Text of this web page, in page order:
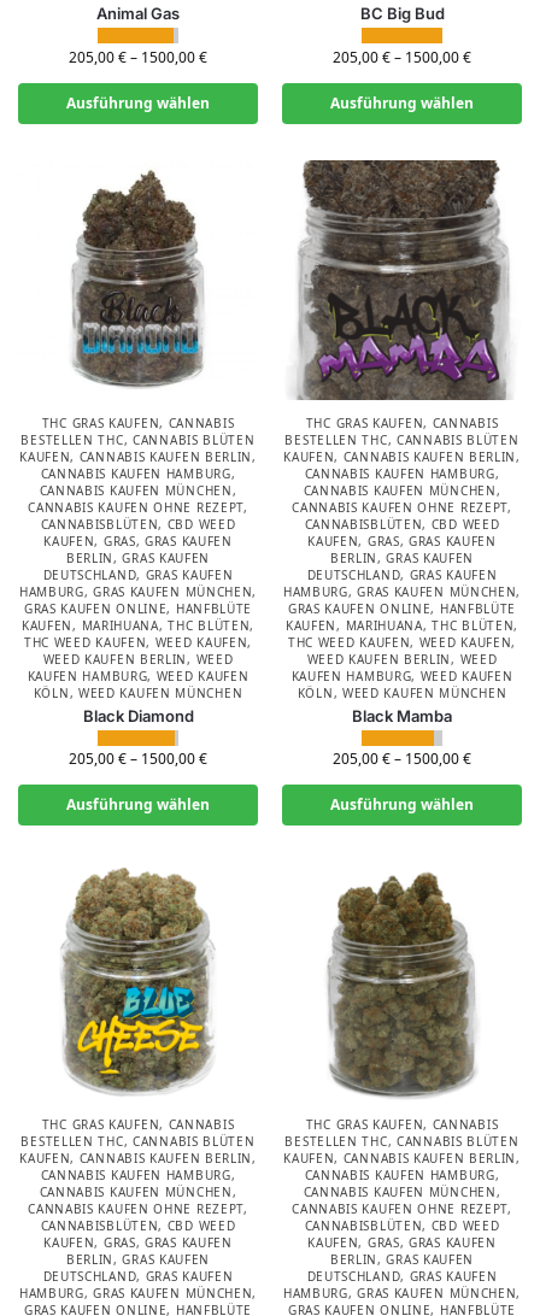
Animal Gas
205,00€– 1500,00€
Ausführung wählen
BC Big Bud
205,00€– 1500,00€
Ausführung wählen
THC GRAS KAUFEN, CANNABIS
BESTELLEN THC, CANNABIS BLÜTEN
KAUFEN, CANNABIS KAUFEN BERLIN,
CANNABIS KAUFEN HAMBURG,
CANNABIS KAUFEN MÜNCHEN,
CANNABIS KAUFEN OHNE REZEPT,
CANNABISBLÜTEN, CBD WEED
KAUFEN, GRAS,GRAS KAUFEN
BERLIN,GRAS KAUFEN
DEUTSCHLAND, GRAS KAUFEN
HAMBURG,GRAS KAUFEN MÜNCHEN,
GRAS KAUFEN ONLINE, HANFBLÜTE
KAUFEN, MARIHUANA,THC BLÜTEN,
THC WEED KAUFEN, WEED KAUFEN,
WEED KAUFEN BERLIN, WEED
KAUFEN HAMBURG, WEED KAUFEN
KÖLN, WEED KAUFEN MÜNCHEN
Black Diamond
205,00€– 1500,00€
Ausführung wählen
THC GRAS KAUFEN, CANNABIS
BESTELLEN THC, CANNABIS BLÜTEN
KAUFEN, CANNABIS KAUFEN BERLIN,
CANNABIS KAUFEN HAMBURG,
CANNABIS KAUFEN MÜNCHEN,
CANNABIS KAUFEN OHNE REZEPT,
CANNABISBLÜTEN, CBD WEED
KAUFEN, GRAS,GRAS KAUFEN
BERLIN,GRAS KAUFEN
DEUTSCHLAND, GRAS KAUFEN
HAMBURG,GRAS KAUFEN MÜNCHEN,
GRAS KAUFEN ONLINE, HANFBLÜTE
KAUFEN, MARIHUANA,THC BLÜTEN,
THC WEED KAUFEN, WEED KAUFEN,
WEED KAUFEN BERLIN, WEED
KAUFEN HAMBURG, WEED KAUFEN
KÖLN, WEED KAUFEN MÜNCHEN
Black Mamba
205,00€– 1500,00€
Ausführung wählen
THC GRAS KAUFEN, CANNABIS
BESTELLEN THC, CANNABIS BLÜTEN
KAUFEN, CANNABIS KAUFEN BERLIN,
CANNABIS KAUFEN HAMBURG,
CANNABIS KAUFEN MÜNCHEN,
CANNABIS KAUFEN OHNE REZEPT,
CANNABISBLÜTEN, CBD WEED
KAUFEN, GRAS,GRAS KAUFEN
BERLIN,GRAS KAUFEN
DEUTSCHLAND, GRAS KAUFEN
HAMBURG,GRAS KAUFEN MÜNCHEN,
GRAS KAUFEN ONLINE, HANFBLÜTE
THC GRAS KAUFEN, CANNABIS
BESTELLEN THC, CANNABIS BLÜTEN
KAUFEN, CANNABIS KAUFEN BERLIN,
CANNABIS KAUFEN HAMBURG,
CANNABIS KAUFEN MÜNCHEN,
CANNABIS KAUFEN OHNE REZEPT,
CANNABISBLÜTEN, CBD WEED
KAUFEN, GRAS,GRAS KAUFEN
BERLIN,GRAS KAUFEN
DEUTSCHLAND, GRAS KAUFEN
HAMBURG,GRAS KAUFEN MÜNCHEN,
GRAS KAUFEN ONLINE, HANFBLÜTE